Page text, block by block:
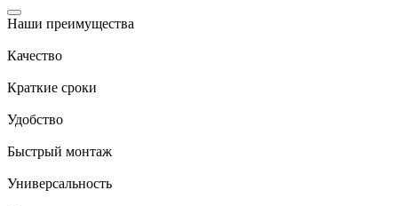
Наши преимущества
Качество
Краткие сроки
Удобство
Быстрый монтаж
Универсальность